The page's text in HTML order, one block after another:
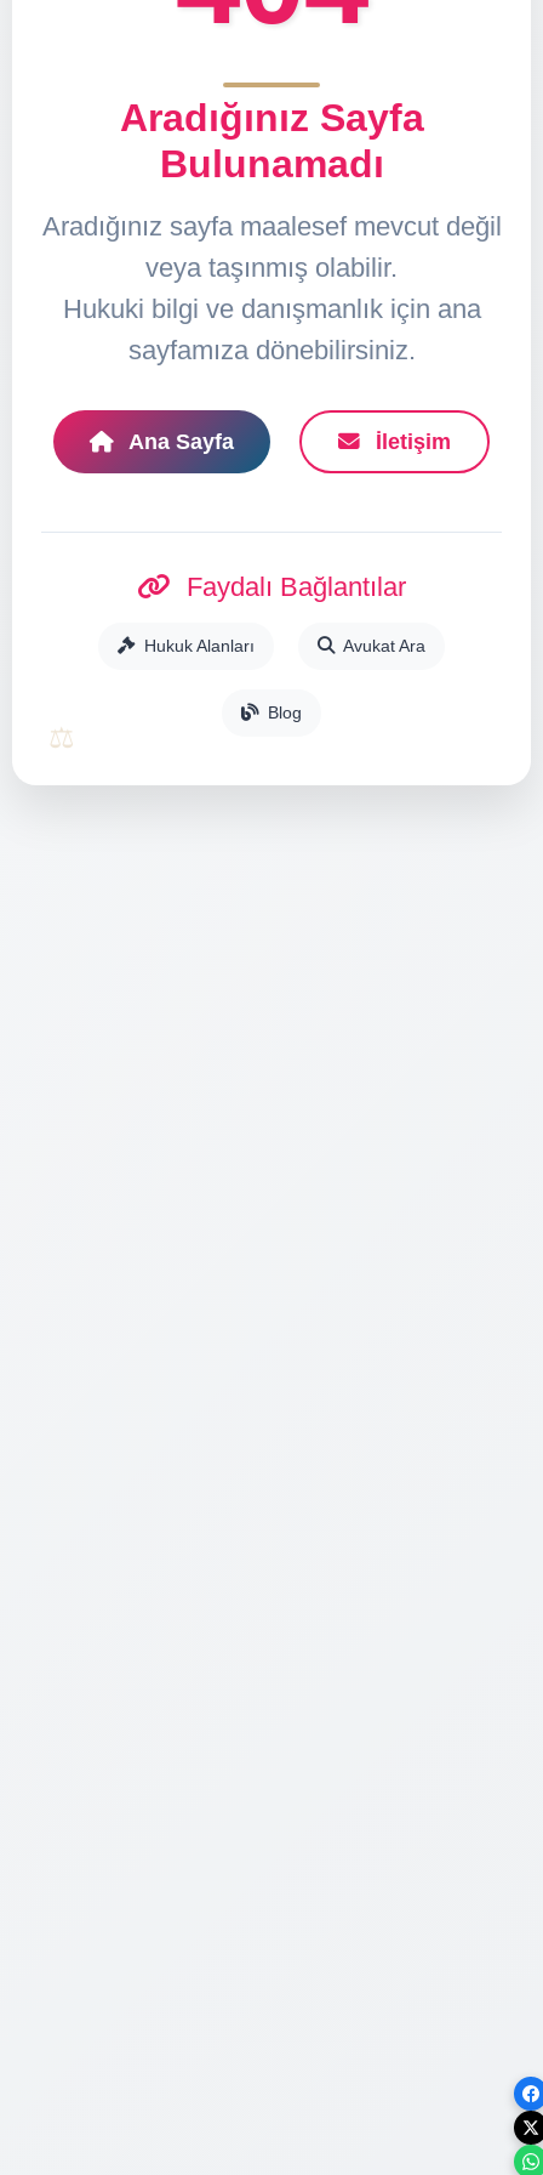
Aradığınız Sayfa
Bulunamadı
Aradığınız sayfa maalesef mevcut değil
veya taşınmış olabilir.
Hukuki bilgi ve danışmanlık için ana
sayfamıza dönebilirsiniz.
Ana Sayfa İletişim
Faydalı Bağlantılar
Hukuk Alanları Avukat Ara
Blog